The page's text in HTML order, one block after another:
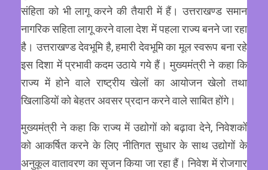
संहिता को भी लागू करने की तैयारी में हैं। उत्तराखण्ड समान
नागरिक सहिता लागू करने वाला देश में पहला राज्य बनने जा रहा
है। उत्तराखण्ड देवभूमि है, हमारी देवभूमि का मूल स्वरूप बना रहे
इस दिशा में प्रभावी कदम उठाये गये हैं। मुख्यमंत्री ने कहा कि
राज्य में होने वाले राष्ट्रीय खेलों का आयोजन खेलो तथा
खिलाडियों को बेहतर अवसर प्रदान करने वाले साबित होंगे।
मुख्यमंत्री ने कहा कि राज्य में उद्योगों को बढ़ावा देने, निवेशकों
को आकर्षित करने के लिए नीतिगत सुधार के साथ उद्योगों के
अनुकूल वातावरण का सृजन किया जा रहा हैं। निवेश में रोजगार